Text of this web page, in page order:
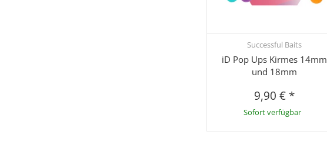
Schnellkauf
Successful Baits
iD Pop Ups Kirmes 14mm
und 18mm
9,90 € *
Sofort verfügbar